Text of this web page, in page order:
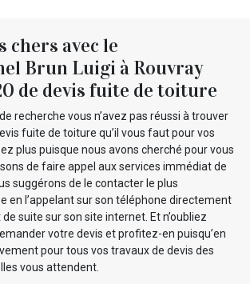
chers avec le
Brun Luigi à Rouvray
de devis fuite de toiture
recherche vous n’avez pas réussi à trouver
fuite de toiture qu’il vous faut pour vos
plus puisque nous avons cherché pour vous
de faire appel aux services immédiat de
suggérons de le contacter le plus
en l’appelant sur son téléphone directement
suite sur son site internet. Et n’oubliez
votre devis et profitez-en puisqu’en
pour tous vos travaux de devis des
vous attendent.